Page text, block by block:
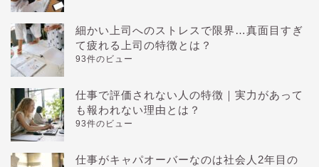
細かい上司へのストレスで限界…真面目すぎ
て疲れる上司の特徴とは？
93件のビュー
仕事で評価されない人の特徴｜実力があって
も報われない理由とは？
93件のビュー
仕事がキャパオーバーなのは社会人2年目の